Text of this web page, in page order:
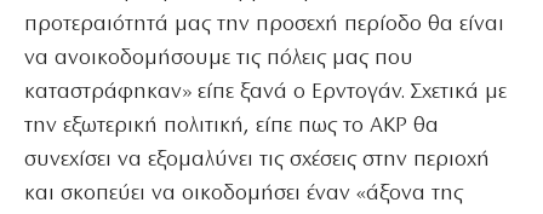
προτεραιότητά μας την προσεχή περίοδο θα είναι
να ανοικοδομήσουμε τις πόλεις μας που
καταστράφηκαν» είπε ξανά ο Ερντογάν. Σχετικά με
την εξωτερική πολιτική, είπε πως το AKP θα
συνεχίσει να εξομαλύνει τις σχέσεις στην περιοχή
και σκοπεύει να οικοδομήσει έναν «άξονα της